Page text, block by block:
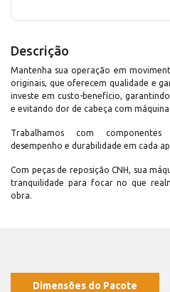
Descrição
Mantenha sua operação em
originais, que oferecem qualidade e
investe em custo-benefício,
e evitando dor de cabeça com
Trabalhamos com
desempenho e durabilidade em cada
Com peças de reposição CNH, sua
tranquilidade para focar no que
obra.
Dimensões do Pacote